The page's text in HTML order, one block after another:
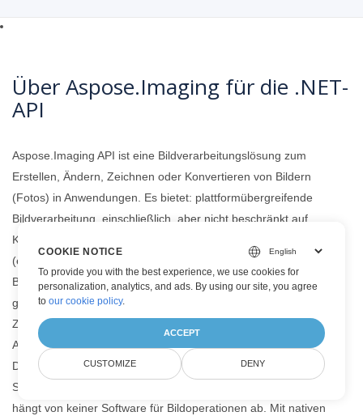
Über Aspose.Imaging für die .NET-
API
Aspose.Imaging API ist eine Bildverarbeitungslösung zum
Erstellen, Ändern, Zeichnen oder Konvertieren von Bildern
(Fotos) in Anwendungen. Es bietet: plattformübergreifende
Bildverarbeitung, einschließlich, aber nicht beschränkt auf
Konvertierungen zwischen verschiedenen Bildformaten
(einschließlich einheitlicher Mehrseiten- oder Multiframe-
Bildverarbeitung), Modifikationen wie Zeichnen, Arbeiten mit
grafischen Grundelementen, Transformationen (Größe ändern,
Zuschneiden, Spiegeln und Drehen , Binarisierung, Graustufen,
Anpassen), erweiterte Bildbearbeitungsfunktionen (Filtern,
Dithering, Maskieren, Entzerren) und Strategien zur
Speicheroptimierung. Es ist eine eigenständige Bibliothek und
hängt von keiner Software für Bildoperationen ab. Mit nativen
COOKIE NOTICE
To provide you with the best experience, we use cookies for
personalization, analytics, and ads. By using our site, you agree
toour cookie policy.
ACCEPT
CUSTOMIZE DENY